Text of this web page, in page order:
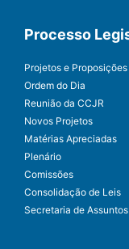
Processo
Projetos e Proposições
Ordem do Dia
Reunião da CCJR
Novos Projetos
Matérias Apreciadas
Plenário
Comissões
Consolidação de Leis
Secretaria de